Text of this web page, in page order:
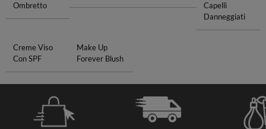
Ombretto
Capelli
Danneggiati
Creme Viso
Con SPF
Make Up
Forever Blush